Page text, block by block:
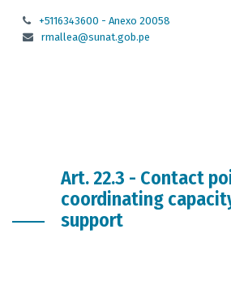
+5116343600 - Anexo 20058
rmallea@sunat.gob.pe
Art. 22.3 - Contact
coordinating
support